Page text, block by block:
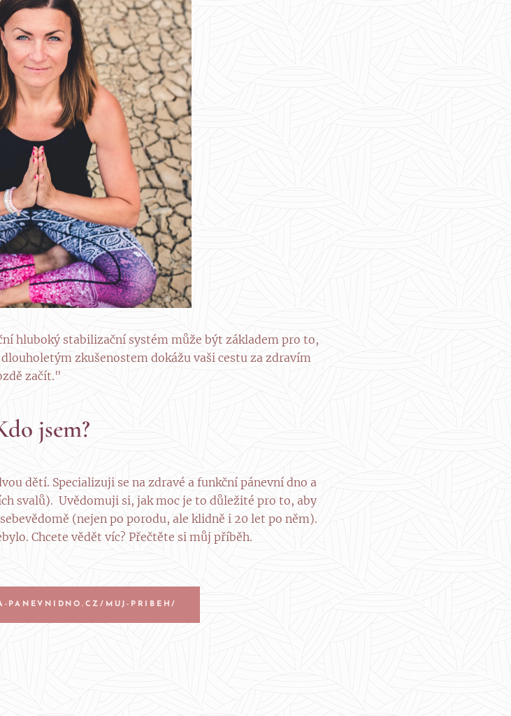
hluboký stabilizační systém může být základem pro to,
zkušenostem dokážu vaši cestu za zdravím
začít."
jsem?
dětí. Specializuji se na zdravé a funkční pánevní dno a
svalů). Uvědomuji si, jak moc je to důležité pro to, aby
(nejen po porodu, ale klidně i 20 let po něm).
Chcete vědět víc? Přečtěte si můj příběh.
PANEVNIDNO.CZ/MUJ-PRIBEH/